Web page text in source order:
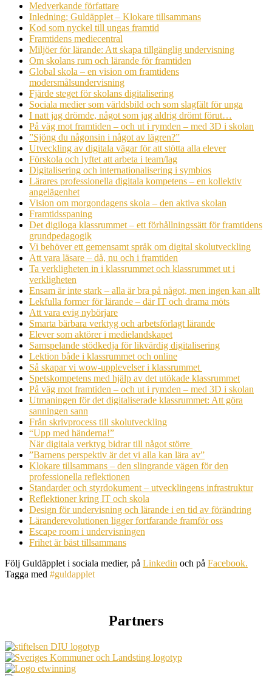
Medverkande författare
Inledning: Guldäpplet – Klokare tillsammans
Kod som nyckel till ungas framtid
Framtidens mediecentral
Miljöer för lärande: Att skapa tillgänglig undervisning
Om skolans rum och lärande för framtiden
Global skola – en vision om framtidens
modersmålsundervisning
Fjärde steget för skolans digitalisering
Sociala medier som världsbild och som slagfält för unga
I natt jag drömde, något som jag aldrig drömt förut…
På väg mot framtiden – och ut i rymden – med 3D i skolan
”Sjöng du någonsin i något av lägren?”
Utveckling av digitala vägar för att stötta alla elever
Förskola och lyftet att arbeta i team/lag
Digitalisering och internationalisering i symbios
Lärares professionella digitala kompetens – en kollektiv
angelägenhet
Vision om morgondagens skola – den aktiva skolan
Framtidsspaning
Det digiloga klassrummet – ett förhållningssätt för framtidens
grundpedagogik
Vi behöver ett gemensamt språk om digital skolutveckling
Att vara läsare – då, nu och i framtiden
Ta verkligheten in i klassrummet och klassrummet ut i
verkligheten
Ensam är inte stark – alla är bra på något, men ingen kan allt
Lekfulla former för lärande – där IT och drama möts
Att vara evig nybörjare
Smarta bärbara verktyg och arbetsförlagt lärande
Elever som aktörer i medielandskapet
Samspelande stödkedja för likvärdig digitalisering
Lektion både i klassrummet och online
Så skapar vi wow-upplevelser i klassrummet
Spetskompetens med hjälp av det utökade klassrummet
På väg mot framtiden – och ut i rymden – med 3D i skolan
Utmaningen för det digitaliserade klassrummet: Att göra
sanningen sann
Från skrivprocess till skolutveckling
“Upp med händerna!”
När digitala verktyg bidrar till något större
”Barnens perspektiv är det vi alla kan lära av”
Klokare tillsammans – den slingrande vägen för den
professionella reflektionen
Standarder och styrdokument – utvecklingens infrastruktur
Reflektioner kring IT och skola
Design för undervisning och lärande i en tid av förändring
Läranderevolutionen ligger fortfarande framför oss
Escape room i undervisningen
Frihet är bäst tillsammans
Följ Guldäpplet i sociala medier, på Linkedin och på Facebook.
Tagga med #guldapplet
Partners